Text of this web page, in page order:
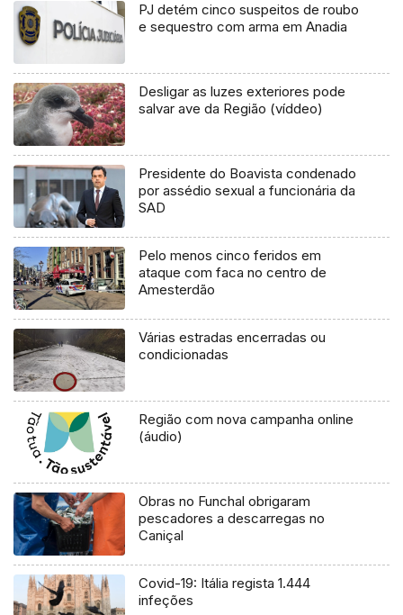
PJ detém cinco suspeitos de roubo
e sequestro com arma em Anadia
Desligar as luzes exteriores pode
salvar ave da Região (víddeo)
Presidente do Boavista condenado
por assédio sexual a funcionária da
SAD
Pelo menos cinco feridos em
ataque com faca no centro de
Amesterdão
Várias estradas encerradas ou
condicionadas
Região com nova campanha online
(áudio)
Obras no Funchal obrigaram
pescadores a descarregas no
Caniçal
Covid-19: Itália regista 1.444
infeções